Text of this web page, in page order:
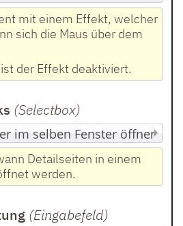
mit einem Effekt, welcher
sich die Maus über dem
der Effekt deaktiviert.
(Selectbox)
Detailseiten in einem
werden.
(Eingabefeld)